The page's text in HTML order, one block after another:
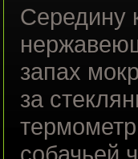
Середину
запах
за